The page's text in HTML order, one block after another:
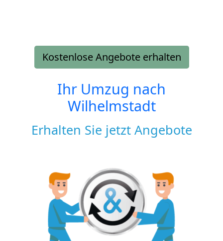
Kostenlose Angebote erhalten
Ihr Umzug nach
Wilhelmstadt
Erhalten Sie jetzt Angebote